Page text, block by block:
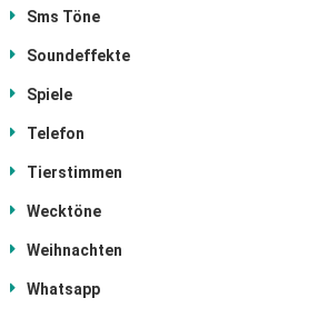
Sms Töne
Soundeffekte
Spiele
Telefon
Tierstimmen
Wecktöne
Weihnachten
Whatsapp